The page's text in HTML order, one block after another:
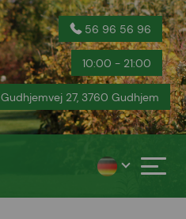
56 96 56 96
10:00 - 21:00
Gudhjemvej 27, 3760 Gudhjem